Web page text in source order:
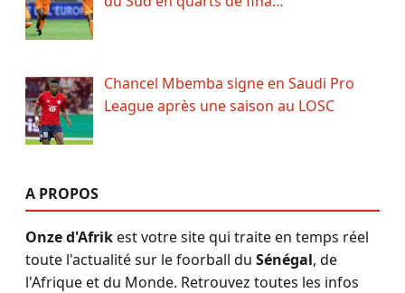
Chancel Mbemba signe en Saudi Pro
League après une saison au LOSC
A PROPOS
Onze d'Afrikest votre site qui traite en temps réel
toute l'actualité sur le foorball du Sénégal, de
l'Afrique et du Monde. Retrouvez toutes les infos